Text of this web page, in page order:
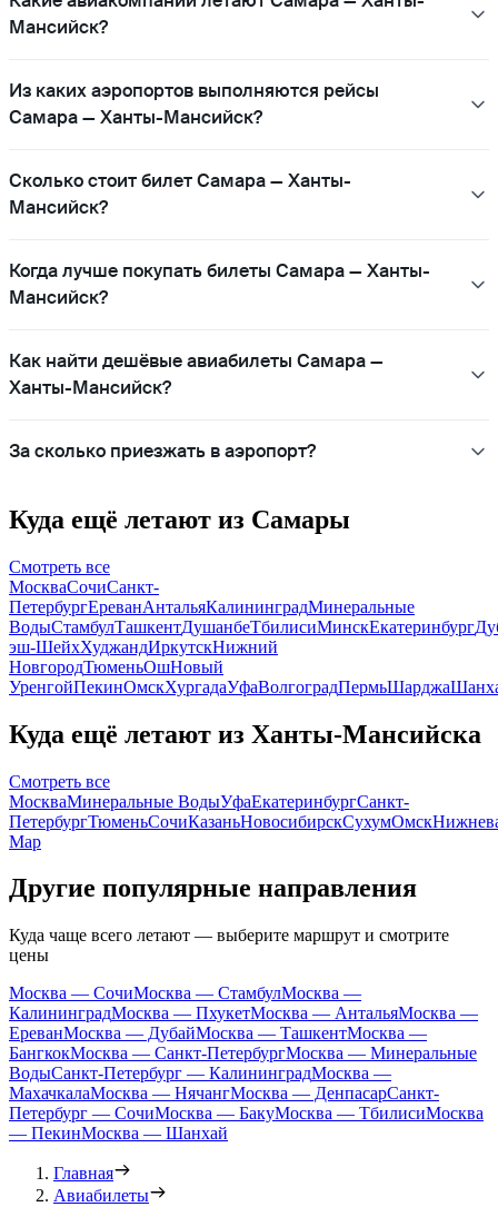
Мансийск?
Из каких аэропортов выполняются рейсы
Самара — Ханты-Мансийск?
Сколько стоит билет Самара — Ханты-
Мансийск?
Когда лучше покупать билеты Самара — Ханты-
Мансийск?
Как найти дешёвые авиабилеты Самара —
Ханты-Мансийск?
За сколько приезжать в аэропорт?
Куда ещё летают из Самары
Смотреть все
МоскваСочиСанкт-
ПетербургЕреванАнтальяКалининградМинеральные
ВодыСтамбулТашкентДушанбеТбилисиМинскЕкатеринбург
эш-ШейхХуджандИркутскНижний
НовгородТюменьОшНовый
УренгойПекинОмскХургадаУфаВолгоградПермьШарджа
Куда ещё летают из Ханты-Мансийска
Смотреть все
МоскваМинеральные ВодыУфаЕкатеринбургСанкт-
ПетербургТюменьСочиКазаньНовосибирскСухумОмск
Мар
Другие популярные направления
Куда чаще всего летают — выберите маршрут и смотрите
цены
Москва — СочиМосква — СтамбулМосква —
КалининградМосква — ПхукетМосква — АнтальяМосква —
ЕреванМосква — ДубайМосква — ТашкентМосква —
БангкокМосква — Санкт-ПетербургМосква — Минеральные
ВодыСанкт-Петербург — КалининградМосква —
МахачкалаМосква — НячангМосква — ДенпасарСанкт-
Петербург — СочиМосква — БакуМосква — ТбилисиМосква
— ПекинМосква — Шанхай
Главная
Авиабилеты